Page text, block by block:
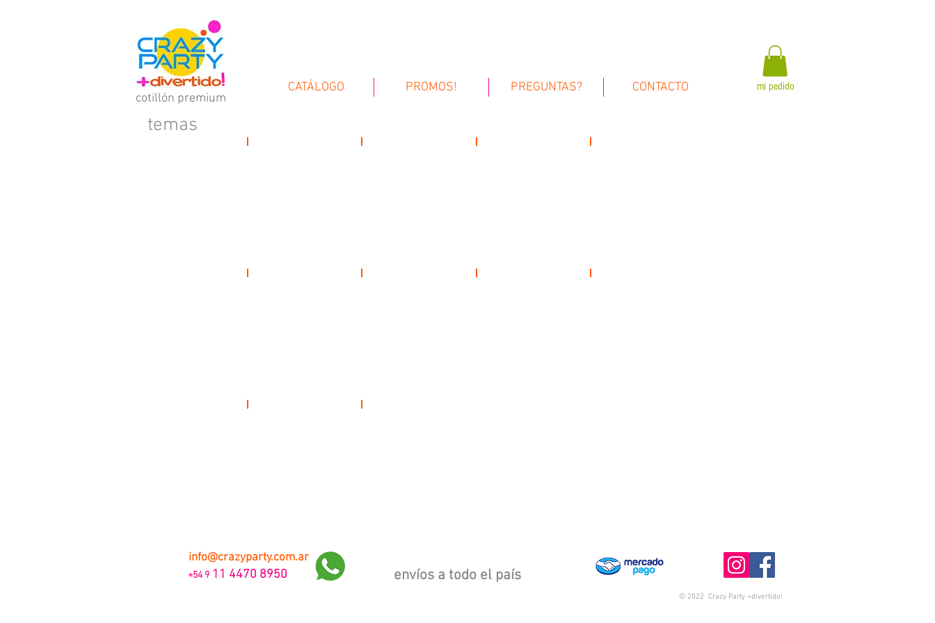
cotillón premium
CATÁLOGO PROMOS! PREGUNTAS? CONTACTO mi pedido
temas
red passion gatsby superhéroes disco 80s
flúo 70s flower power rock and roll vintage rasta reggae
galáctico casino
info@crazyparty.com.ar
+54 9 11 4470 8950 envíos a todo el país
© 2022 Crazy Party +divertido!